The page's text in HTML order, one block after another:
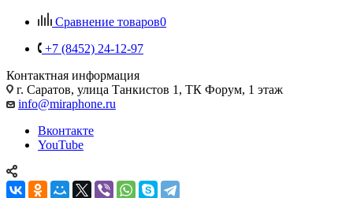
Сравнение товаров0
+7 (8452) 24-12-97
Контактная информация
г. Саратов, улица Танкистов 1, ТК Форум, 1 этаж
info@miraphone.ru
Вконтакте
YouTube